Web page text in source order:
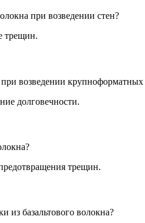
при возведении стен?
трещин.
возведении
долговечности.
трещин.
из базальтового волокна?